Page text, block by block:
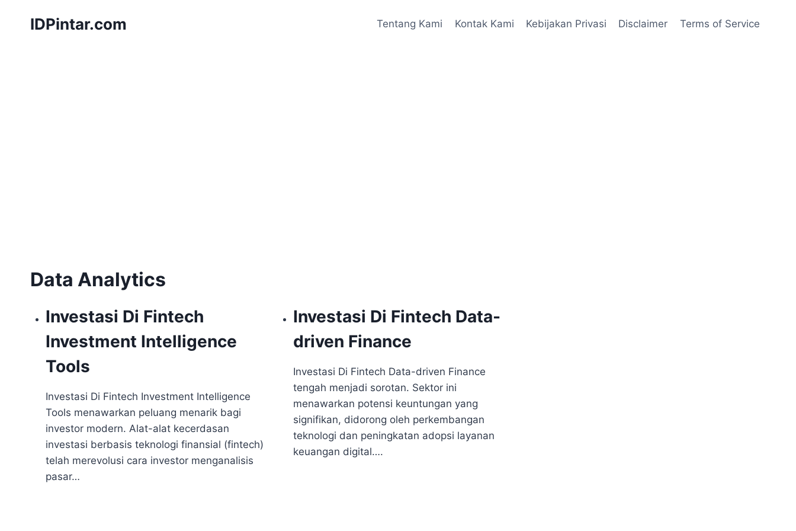
IDPintar.com Tentang Kami Kontak Kami Kebijakan Privasi Disclaimer Terms of Service
Data Analytics
Investasi Di Fintech
Investment Intelligence
Tools
Investasi Di Fintech Investment Intelligence
Tools menawarkan peluang menarik bagi
investor modern. Alat-alat kecerdasan
investasi berbasis teknologi finansial (fintech)
telah merevolusi cara investor menganalisis
pasar…
Investasi Di Fintech Data-
driven Finance
Investasi Di Fintech Data-driven Finance
tengah menjadi sorotan. Sektor ini
menawarkan potensi keuntungan yang
signifikan, didorong oleh perkembangan
teknologi dan peningkatan adopsi layanan
keuangan digital….